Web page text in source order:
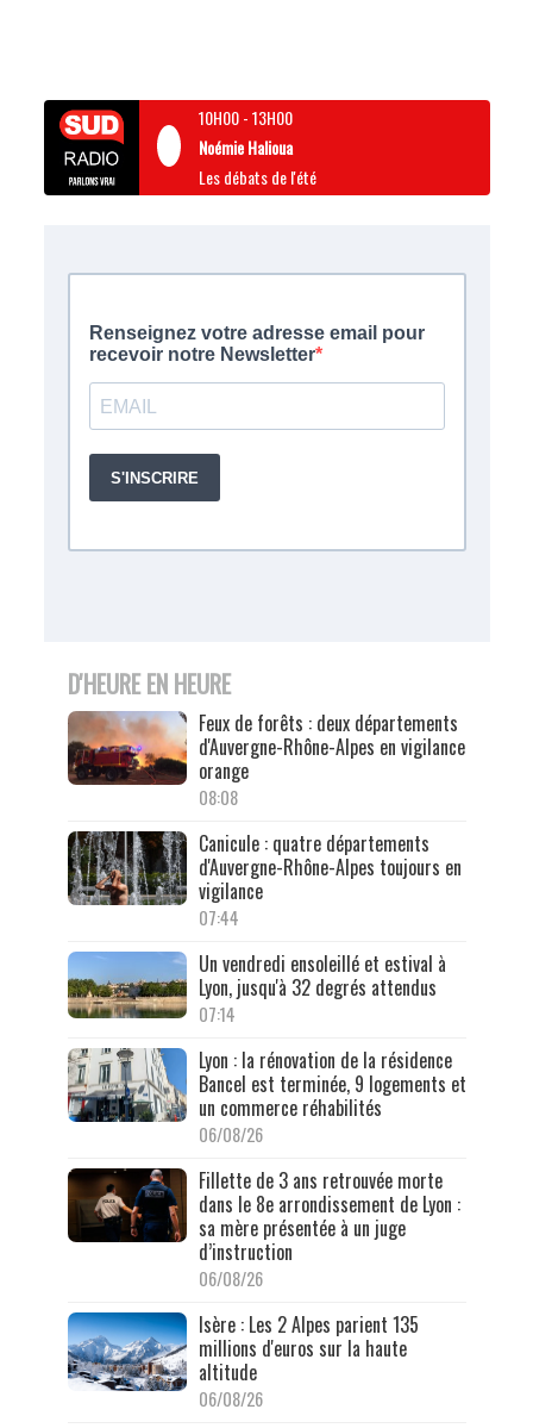
10H00-13H00
Noémie Halioua
Les débats de l'été
D'HEURE EN HEURE
Feux de forêts : deux départements
d'Auvergne-Rhône-Alpes en vigilance
orange
08:08
Canicule : quatre départements
d'Auvergne-Rhône-Alpes toujours en
vigilance
07:44
Un vendredi ensoleillé et estival à
Lyon, jusqu'à 32 degrés attendus
07:14
Lyon : la rénovation de la résidence
Bancel est terminée, 9 logements et
un commerce réhabilités
06/08/26
Fillette de 3 ans retrouvée morte
dans le 8e arrondissement de Lyon :
sa mère présentée à un juge
d’instruction
06/08/26
Isère : Les 2 Alpes parient 135
millions d'euros sur la haute
altitude
06/08/26